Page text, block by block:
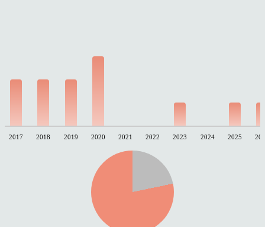
2017 2018 2019 2020 2021 2022 2023 2024 2025